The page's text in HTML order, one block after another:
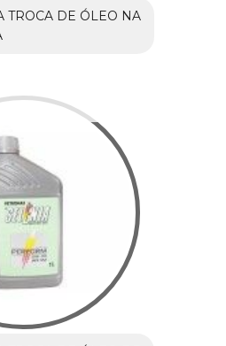
TROCA DE ÓLEO NA